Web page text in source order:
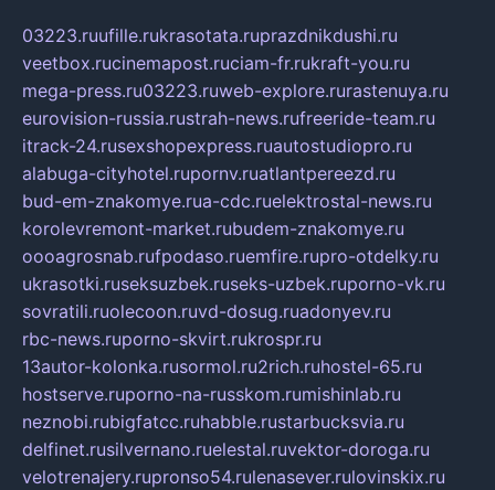
03223.ruufille.rukrasotata.ruprazdnikdushi.ru
veetbox.rucinemapost.ruciam-fr.rukraft-you.ru
mega-press.ru03223.ruweb-explore.rurastenuya.ru
eurovision-russia.rustrah-news.rufreeride-team.ru
itrack-24.rusexshopexpress.ruautostudiopro.ru
alabuga-cityhotel.rupornv.ruatlantpereezd.ru
bud-em-znakomye.rua-cdc.ruelektrostal-news.ru
korolevremont-market.rubudem-znakomye.ru
oooagrosnab.rufpodaso.ruemfire.rupro-otdelky.ru
ukrasotki.ruseksuzbek.ruseks-uzbek.ruporno-vk.ru
sovratili.ruolecoon.ruvd-dosug.ruadonyev.ru
rbc-news.ruporno-skvirt.rukrospr.ru
13autor-kolonka.rusormol.ru2rich.ruhostel-65.ru
hostserve.ruporno-na-russkom.rumishinlab.ru
neznobi.rubigfatcc.ruhabble.rustarbucksvia.ru
delfinet.rusilvernano.ruelestal.ruvektor-doroga.ru
velotrenajery.rupronso54.rulenasever.rulovinskix.ru